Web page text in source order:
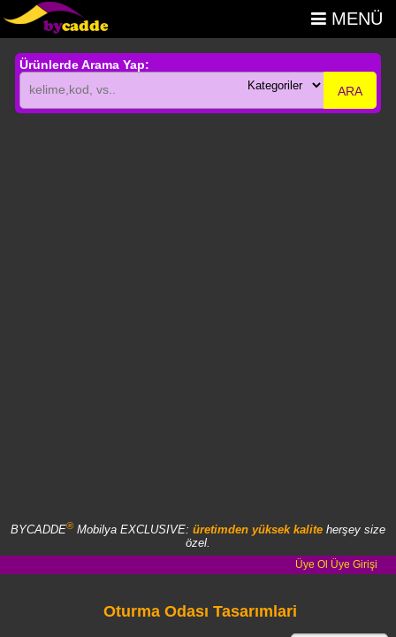
MENÜ
Ürünlerde Arama Yap:
ARA
BYCADDE® Mobilya EXCLUSIVE: üretimden yüksek kalite herşey size
özel.
Üye Ol Üye Girişi
Oturma Odası Tasarımlari